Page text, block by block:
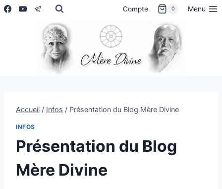
Aller
Compte 0 Menu
Accueil / Infos / Présentation du Blog Mère Divine
INFOS
Présentation du Blog
Mère Divine